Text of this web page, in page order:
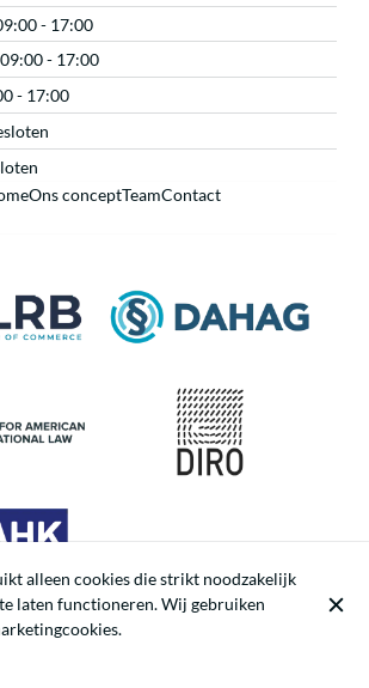
- 17:00
09:00 - 17:00
- 17:00
Ons conceptTeamContact
alleen cookies die strikt noodzakelijk
laten functioneren. Wij gebruiken